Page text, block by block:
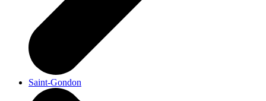
Saint-Gondon